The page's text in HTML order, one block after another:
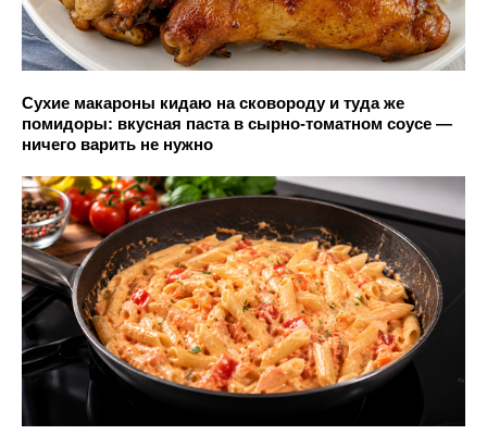
Сухие макароны кидаю на сковороду и туда же
помидоры: вкусная паста в сырно-томатном соусе —
ничего варить не нужно